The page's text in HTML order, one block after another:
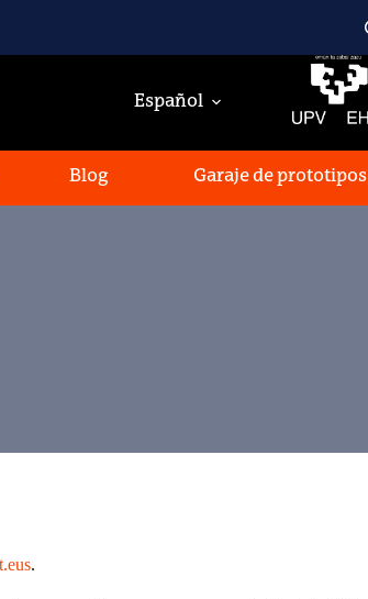
Español
Blog Garaje de prototipos
.